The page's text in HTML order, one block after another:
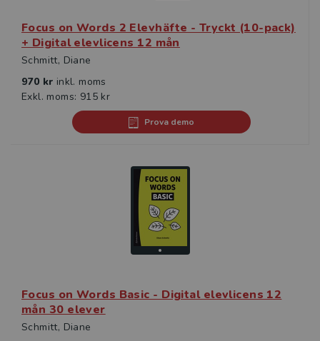
Focus on Words 2 Elevhäfte - Tryckt (10-pack)
+ Digital elevlicens 12 mån
Schmitt, Diane
970 kr inkl. moms
Exkl. moms: 915 kr
Prova demo
Focus on Words Basic - Digital elevlicens 12
mån 30 elever
Schmitt, Diane